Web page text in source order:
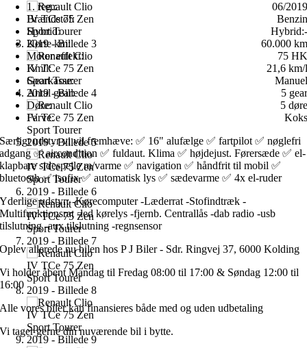
1. reg.:
06/2019
Brændstof:
Benzin
Hybrid:
Hybrid:-
Kørte km:
60.000 km
Motor effekt:
75 HK
Km/l:
21,6 km/l
Gearkasse:
Manuel
Antal gear:
5 gear
Døre:
5 døre
Farve:
Koks
Særligt udstyr vi vil fremhæve: ✅ 16" alufælge ✅ fartpilot ✅ nøglefri
adgang ✅ aircondition ✅ fuldaut. Klima ✅ højdejust. Førersæde ✅ el-
klapbare sidespejle m/varme ✅ navigation ✅ håndfrit til mobil ✅
bluetooth ✅ isofix ✅ automatisk lys ✅ sædevarme ✅ 4x el-ruder
Yderlige udstyr: -Kørecomputer -Læderrat -Stofindtræk -
Multifunktionsrat -led kørelys -fjernb. Centrallås -dab radio -usb
tilslutning -aux tilslutning -regnsensor
Oplev allerede nu bilen hos P J Biler - Sdr. Ringvej 37, 6000 Kolding
Vi holder åbent Mandag til Fredag 08:00 til 17:00 & Søndag 12:00 til
16:00
Alle vores biler kan finansieres både med og uden udbetaling
Vi tager gerne din nuværende bil i bytte.